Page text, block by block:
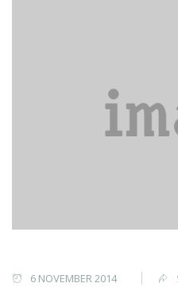
6 NOVEMBER 2014